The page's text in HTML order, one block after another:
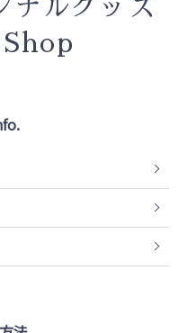
ナルグッズ